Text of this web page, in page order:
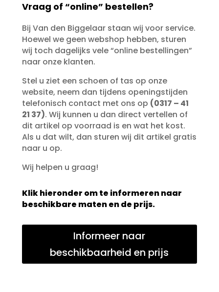
Vraag of “online” bestellen?
Bij Van den Biggelaar staan wij voor service.
Hoewel we geen webshop hebben, sturen
wij toch dagelijks vele “online bestellingen”
naar onze klanten.
Stel u ziet een schoen of tas op onze
website, neem dan tijdens openingstijden
telefonisch contact met ons op (0317 – 41
21 37). Wij kunnen u dan direct vertellen of
dit artikel op voorraad is en wat het kost.
Als u dat wilt, dan sturen wij dit artikel gratis
naar u op.
Wij helpen u graag!
Klik hieronder om te informeren naar
beschikbare maten en de prijs.
Informeer naar
beschikbaarheid en prijs